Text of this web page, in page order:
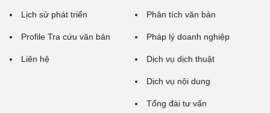
Lịch sử phát triển
Profile Tra cứu văn bản
Liên hệ
Phân tích văn bản
Pháp lý doanh nghiệp
Dịch vụ dịch thuật
Dịch vụ nội dung
Tổng đài tư vấn